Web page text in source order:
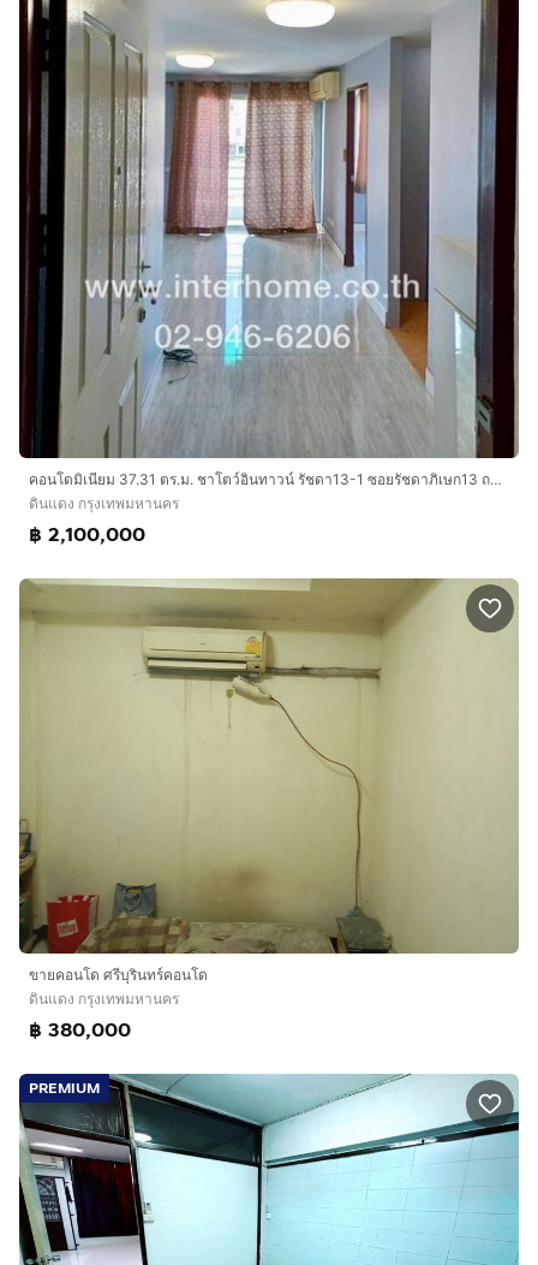
คอนโดมิเนียม 37.31 ตร.ม. ชาโตว์อินทาวน์ รัชดา13-1 ซอยรัชดาภิเษก13 ถนนรัชดาภิเษก เขตดินแดง กรุงเทพมหานคร
ดินแดง กรุงเทพมหานคร
฿ 2,100,000
ขายคอนโด ศรีบุรินทร์คอนโด
ดินแดง กรุงเทพมหานคร
฿ 380,000
PREMIUM